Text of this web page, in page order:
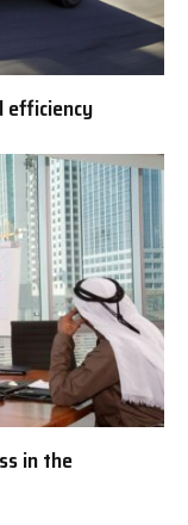
efficiency
in the